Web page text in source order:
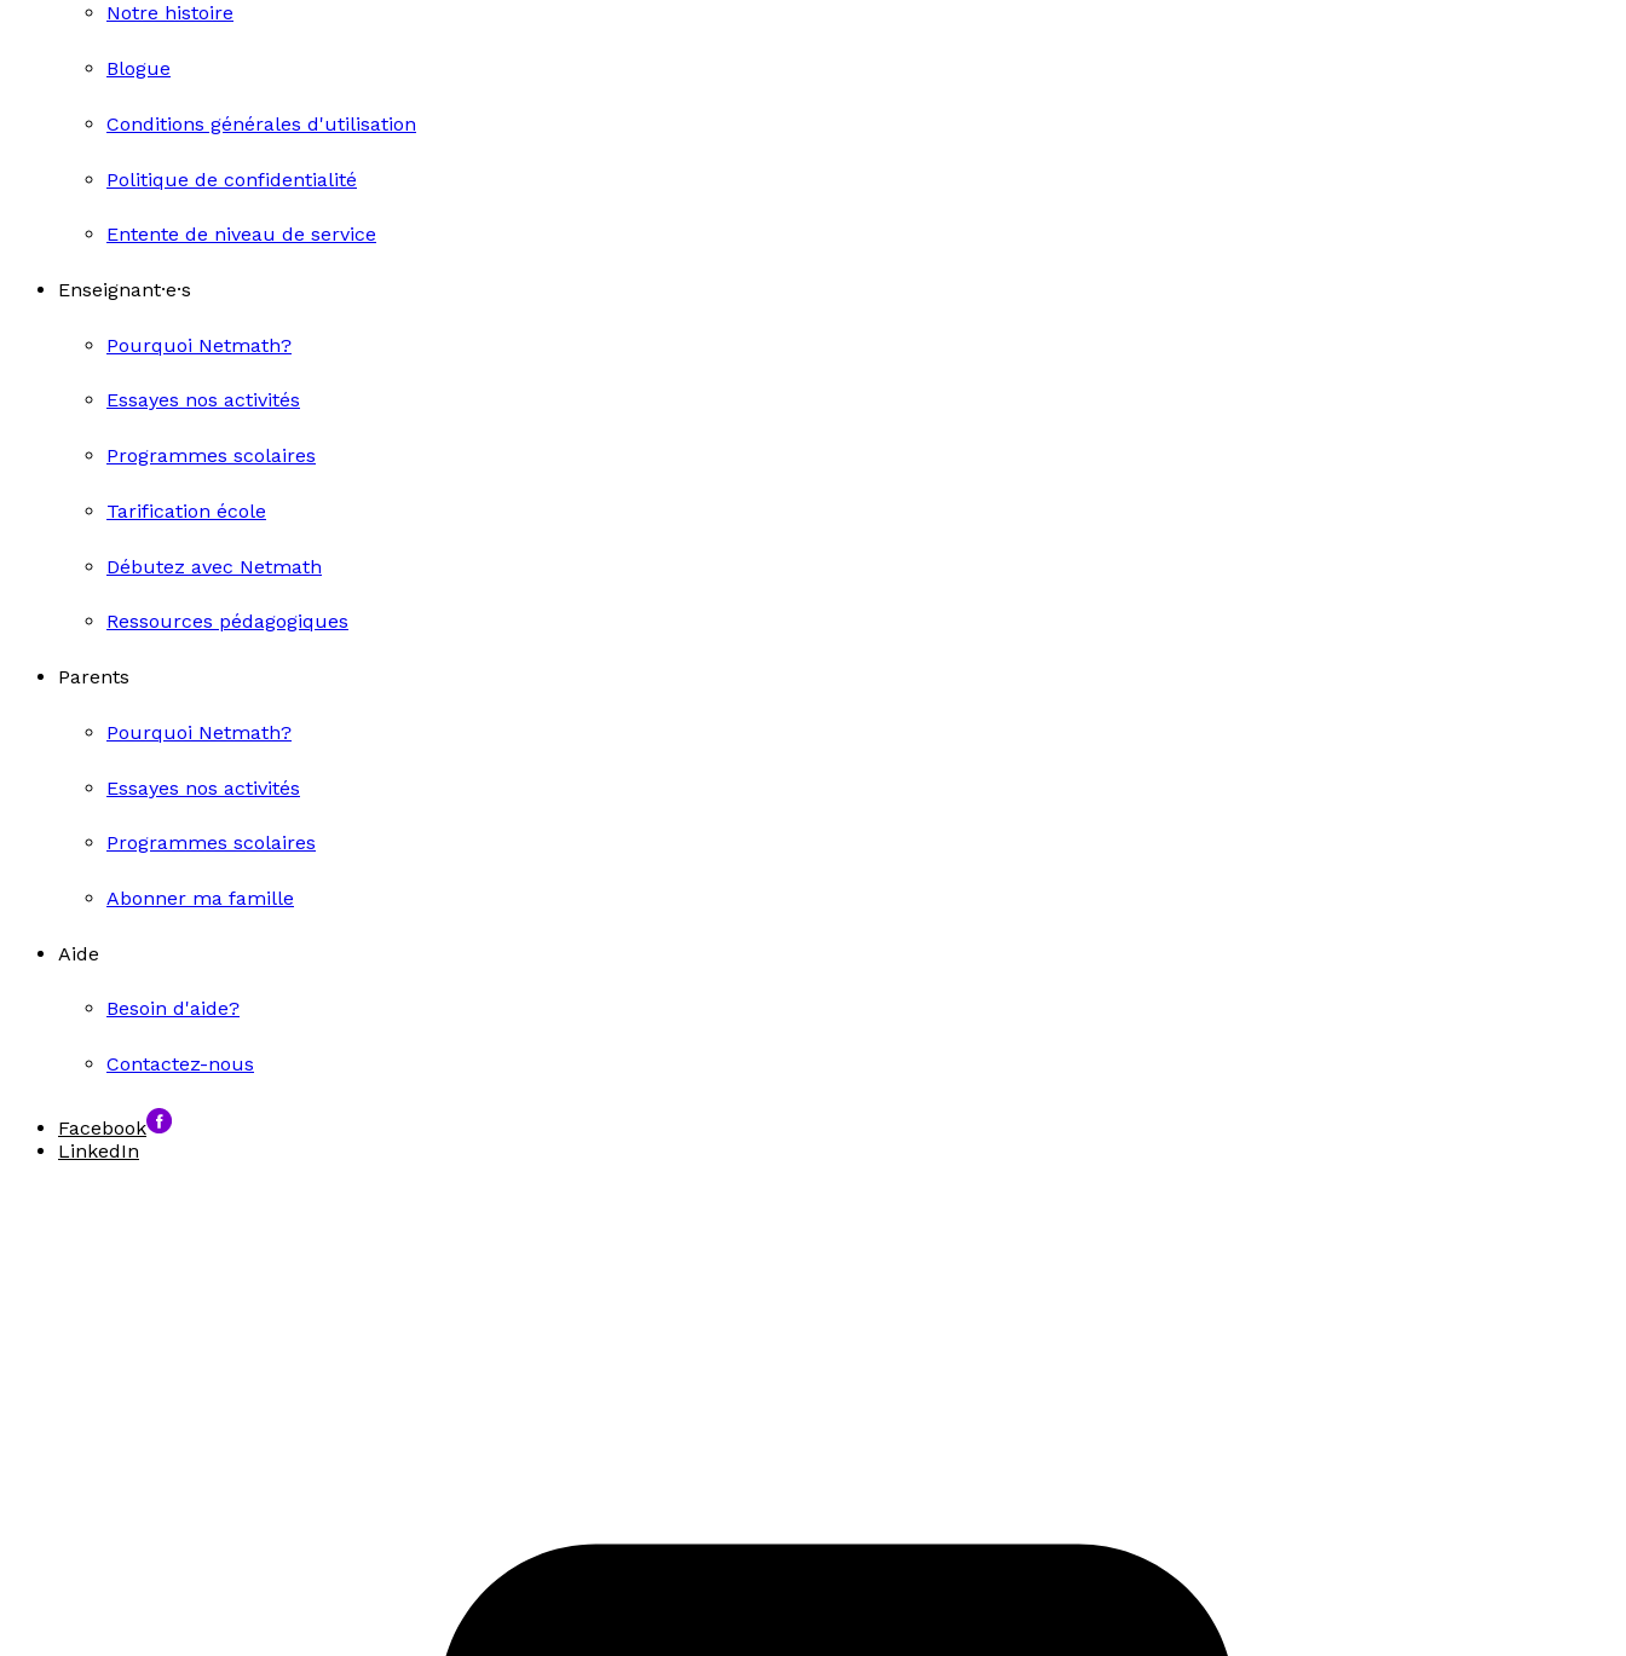
Notre histoire
Blogue
Conditions générales d'utilisation
Politique de confidentialité
Entente de niveau de service
Enseignant·e·s
Pourquoi Netmath?
Essayes nos activités
Programmes scolaires
Tarification école
Débutez avec Netmath
Ressources pédagogiques
Parents
Pourquoi Netmath?
Essayes nos activités
Programmes scolaires
Abonner ma famille
Aide
Besoin d'aide?
Contactez-nous
Facebook
LinkedIn